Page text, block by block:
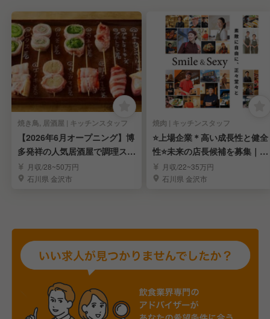
焼き鳥, 居酒屋 | キッチンスタッフ
【2026年6月オープニング】博
多発祥の人気居酒屋で調理スタ
ッフ月収/28~50万円
石川県 金沢市
焼肉 | キッチンスタッフ
⭐️上場企業＊高い成長性と健全
性⭐️未来の店長候補を募集｜７
連休制度あり！
月収/22~35万円
石川県 金沢市